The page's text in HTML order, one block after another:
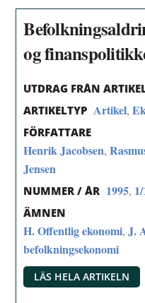
og
UTDRAG FRÅN
ARTIKELTYP Artikel,
FÖRFATTARE
Henrik Jacobsen,
Jensen
NUMMER / ÅR 1995,
ÄMNEN
H. Offentlig ekonomi,J.
befolkningsekonomi
LÄS HELA ARTIKELN